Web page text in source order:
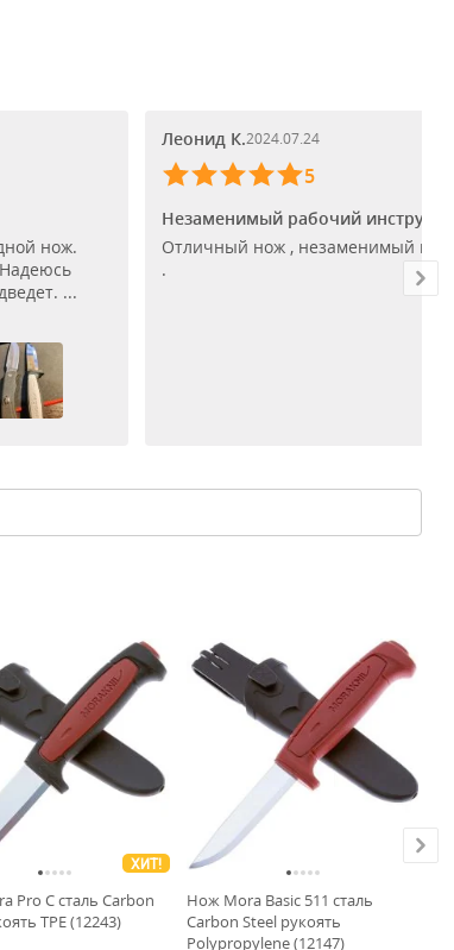
нож.
...
Леонид К.2024.07.24
5
Незаменимый рабочий
Отличный нож , незаменимый
.
ХИТ!
Pro C сталь Carbon
TPE (12243)
Нож Mora Basic 511 сталь
Carbon Steel рукоять
Polypropylene (12147)